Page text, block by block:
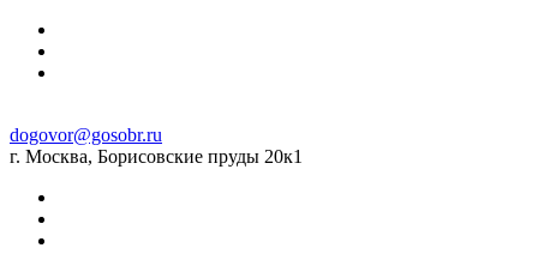
dogovor@gosobr.ru
г. Москва, Борисовские пруды 20к1